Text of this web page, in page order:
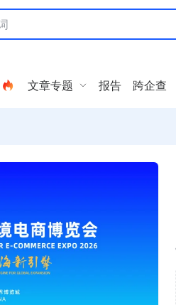
文章专题 报告 跨企查